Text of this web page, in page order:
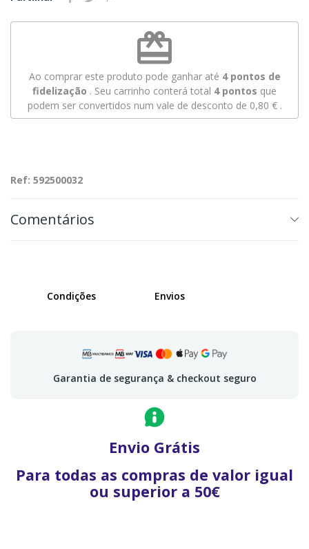
redeem
Ao comprar este produto pode ganhar até 4pontos de
fidelização . Seu carrinho conterá total 4pontos que
podem ser convertidos num vale de desconto de 0,80 €.
Ref: 592500032
Comentários
Condições Envios
Garantia de segurança & checkout seguro
Envio Grátis
Para todas as compras de valor igual
ou superior a 50€